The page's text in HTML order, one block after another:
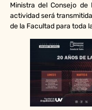
Ministra del Consejo
actividad será
de la Facultad para toda